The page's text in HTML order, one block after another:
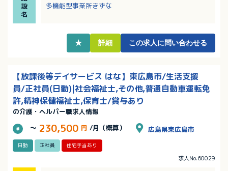
設
名
多機能型事業所きずな
★ 詳細 この求人に問い合わせる
【放課後等デイサービス はな】東広島市/生活支援
員/正社員(日勤)|社会福祉士,その他,普通自動車運転免
許,精神保健福祉士,保育士/賞与あり
の介護・ヘルパー職求人情報
～ 230,500 円 /月（概算） 広島県東広島市
日勤 正社員 住宅手当あり
求人No.60029